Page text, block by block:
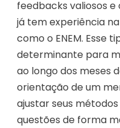
feedbacks valiosos
já tem experiência
como o ENEM. Esse
determinante para
ao longo dos meses
orientação de um
ajustar seus
questões de forma